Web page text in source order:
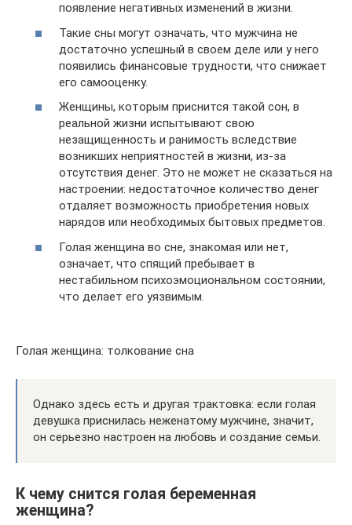
появление негативных изменений в жизни.
Такие сны могут означать, что мужчина не
достаточно успешный в своем деле или у него
появились финансовые трудности, что снижает
его самооценку.
Женщины, которым приснится такой сон, в
реальной жизни испытывают свою
незащищенность и ранимость вследствие
возникших неприятностей в жизни, из-за
отсутствия денег. Это не может не сказаться на
настроении: недостаточное количество денег
отдаляет возможность приобретения новых
нарядов или необходимых бытовых предметов.
Голая женщина во сне, знакомая или нет,
означает, что спящий пребывает в
нестабильном психоэмоциональном состоянии,
что делает его уязвимым.
Голая женщина: толкование сна
Однако здесь есть и другая трактовка: если голая
девушка приснилась неженатому мужчине, значит,
он серьезно настроен на любовь и создание семьи.
К чему снится голая беременная
женщина?